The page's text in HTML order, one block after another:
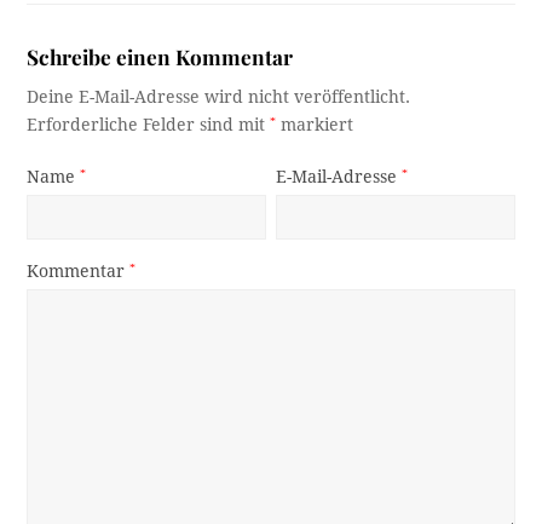
Schreibe einen Kommentar
Deine E-Mail-Adresse wird nicht veröffentlicht.
Erforderliche Felder sind mit* markiert
Name* E-Mail-Adresse*
Kommentar*